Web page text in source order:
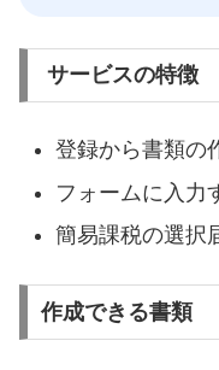
サービスの特徴
登録から書類の
フォームに入力
簡易課税の選択
作成できる書類